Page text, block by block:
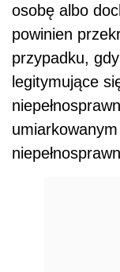
osobę albo
powinien
przypadku,
legitymujące